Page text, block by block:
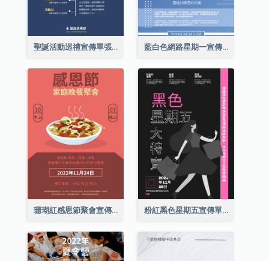
聖誕活動巡禮宣傳單張(附介紹) 藍白色網路星期一宣傳單張
珊瑚紅感恩節聚會宣傳單張 粉紅黑色星期五宣傳單張